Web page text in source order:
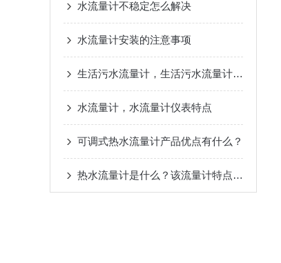
水流量计不稳定怎么解决
水流量计安装的注意事项
生活污水流量计，生活污水流量计安装地点的选择
水流量计，水流量计仪表特点
可调式热水流量计产品优点有什么？
热水流量计是什么？该流量计特点是？